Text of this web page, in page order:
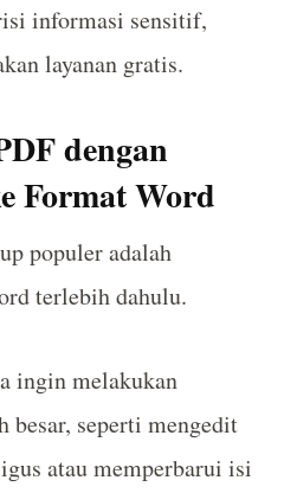
informasi sensitif,
layanan gratis.
dengan
Format Word
populer adalah
terlebih dahulu.
ingin melakukan
besar, seperti mengedit
atau memperbarui isi